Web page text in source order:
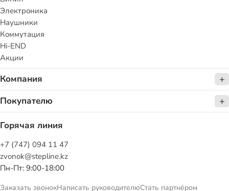
Электроника
Наушники
Коммутация
Hi-END
Акции
Компания
Покупателю
Горячая линия
+7 (747) 094 11 47
zvonok@stepline.kz
Пн-Пт: 9:00-18:00
Заказать звонокНаписать руководителюСтать партнёром